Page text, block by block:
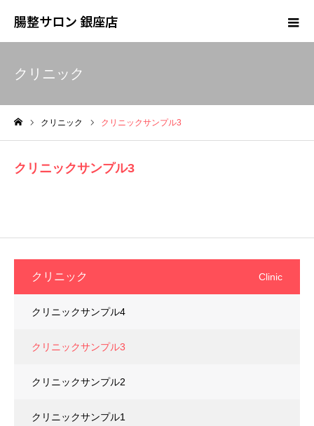
腸整サロン 銀座店
クリニック
クリニック クリニックサンプル3
クリニックサンプル3
クリニック Clinic
クリニックサンプル4
クリニックサンプル3
クリニックサンプル2
クリニックサンプル1